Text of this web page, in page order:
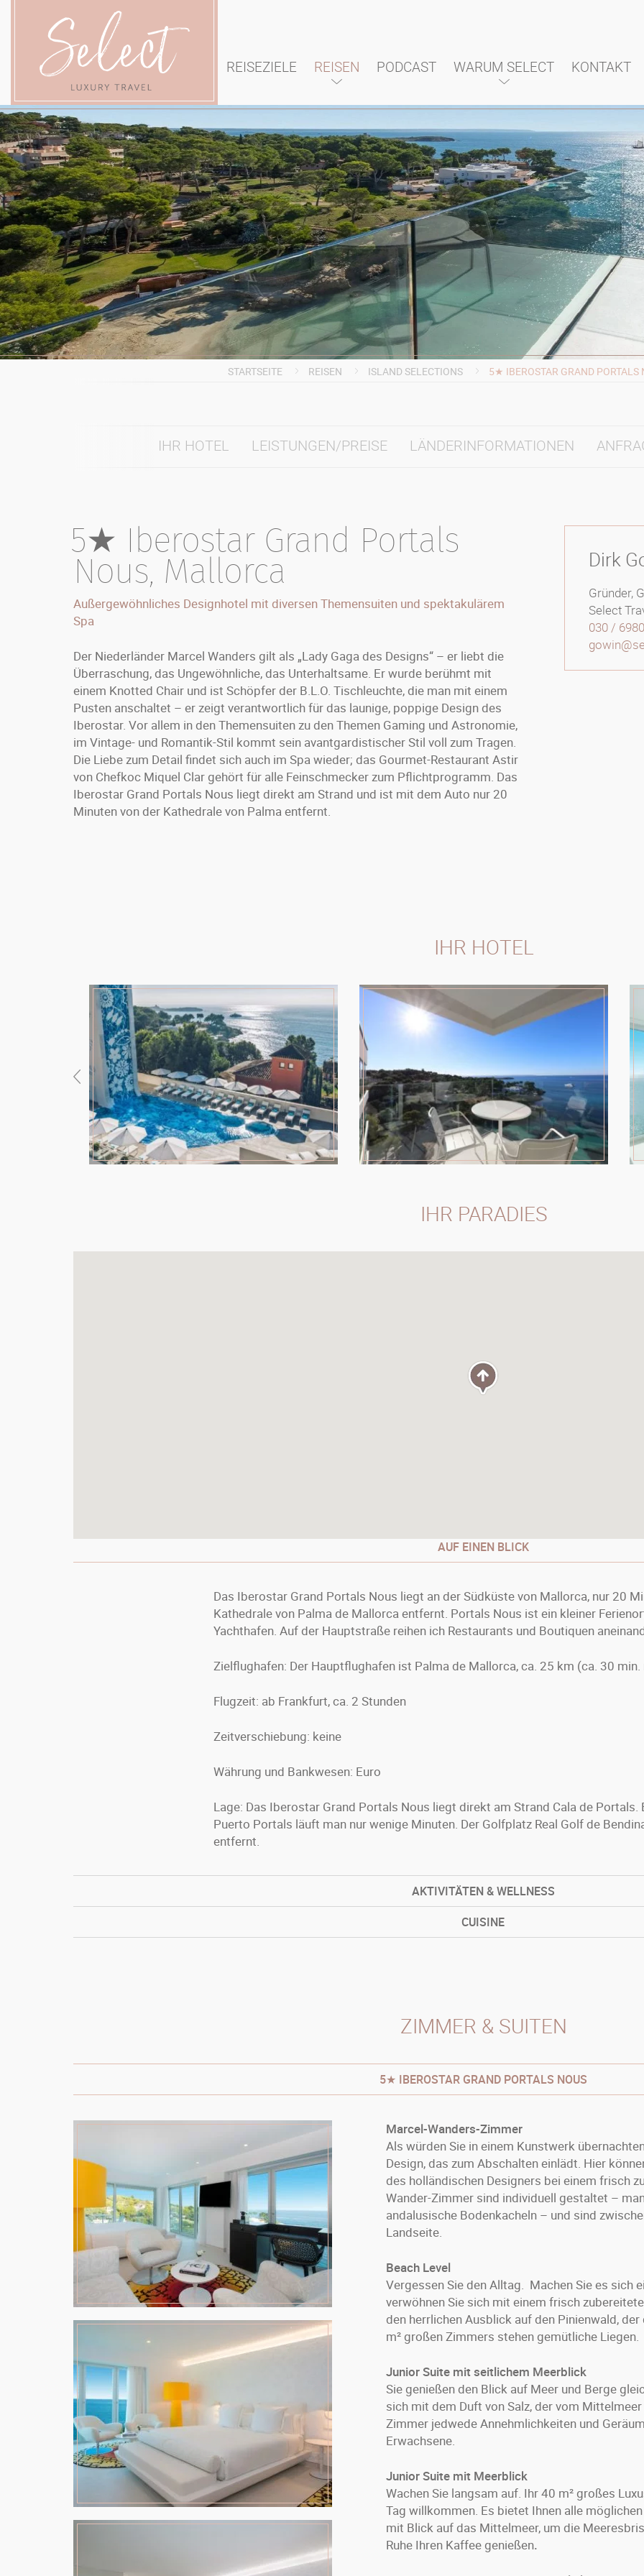
REISEZIELE REISEN PODCAST WARUM SELECT KONTAKT
STARTSEITE REISEN ISLAND SELECTIONS 5★ IBEROSTAR GRAND PORTALS
IHR HOTEL LEISTUNGEN/PREISE LÄNDERINFORMATIONEN
5★ Iberostar Grand Portals
Nous, Mallorca
Außergewöhnliches Designhotel mit diversen Themensuiten und spektakulärem
Spa
Der Niederländer Marcel Wanders gilt als „Lady Gaga des Designs“ – er liebt die
Überraschung, das Ungewöhnliche, das Unterhaltsame. Er wurde berühmt mit
einem Knotted Chair und ist Schöpfer der B.L.O. Tischleuchte, die man mit einem
Pusten anschaltet – er zeigt verantwortlich für das launige, poppige Design des
Iberostar. Vor allem in den Themensuiten zu den Themen Gaming und Astronomie,
im Vintage- und Romantik-Stil kommt sein avantgardistischer Stil voll zum Tragen.
Die Liebe zum Detail findet sich auch im Spa wieder; das Gourmet-Restaurant Astir
von Chefkoc Miquel Clar gehört für alle Feinschmecker zum Pflichtprogramm. Das
Iberostar Grand Portals Nous liegt direkt am Strand und ist mit dem Auto nur 20
Minuten von der Kathedrale von Palma entfernt.
Dirk
Gründer,
Select
030 /
IHR HOTEL
IHR PARADIES
AUF EINEN BLICK
Das Iberostar Grand Portals Nous liegt an der Südküste von Mallorca, nur 20
Kathedrale von Palma de Mallorca entfernt. Portals Nous ist ein kleiner
Yachthafen. Auf der Hauptstraße reihen ich Restaurants und Boutiquen
Zielflughafen: Der Hauptflughafen ist Palma de Mallorca, ca. 25 km (ca. 30
Flugzeit: ab Frankfurt, ca. 2 Stunden
Zeitverschiebung: keine
Währung und Bankwesen: Euro
Lage: Das Iberostar Grand Portals Nous liegt direkt am Strand Cala de Portals.
Puerto Portals läuft man nur wenige Minuten. Der Golfplatz Real Golf de
entfernt.
AKTIVITÄTEN & WELLNESS
CUISINE
ZIMMER & SUITEN
5★ IBEROSTAR GRAND PORTALS NOUS
Marcel-Wanders-Zimmer
Als würden Sie in einem Kunstwerk
Design, das zum Abschalten einlädt. Hier
des holländischen Designers bei einem frisch
Wander-Zimmer sind individuell gestaltet –
andalusische Bodenkacheln – und sind
Landseite.
Beach Level
Vergessen Sie den Alltag. Machen Sie es sich
verwöhnen Sie sich mit einem frisch
den herrlichen Ausblick auf den Pinienwald,
m² großen Zimmers stehen gemütliche Liegen.
Junior Suite mit seitlichem Meerblick
Sie genießen den Blick auf Meer und Berge
sich mit dem Duft von Salz, der vom
Zimmer jedwede Annehmlichkeiten und
Erwachsene.
Junior Suite mit Meerblick
Wachen Sie langsam auf. Ihr 40 m² großes
Tag willkommen. Es bietet Ihnen alle
mit Blick auf das Mittelmeer, um die
Ruhe Ihren Kaffee genießen.